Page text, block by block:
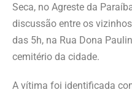
Seca, no Agreste da
discussão entre os
das 5h, na Rua Dona
cemitério da cidade.
A vítima foi identificada